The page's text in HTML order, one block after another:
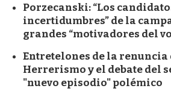
Porzecanski: “Los
incertidumbres” de la
grandes “motivadores del
Entretelones de la renuncia
Herrerismo y el debate del
"nuevo episodio" polémico